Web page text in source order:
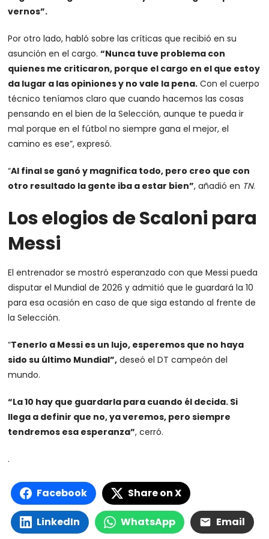
vernos”.
Por otro lado, habló sobre las críticas que recibió en su
asunción en el cargo.“Nunca tuve problema con
quienes me criticaron, porque el cargo en el que estoy
da lugar a las opiniones y no vale la pena. Con el cuerpo
técnico teníamos claro que cuando hacemos las cosas
pensando en el bien de la Selección, aunque te pueda ir
mal porque en el fútbol no siempre gana el mejor, el
camino es ese”, expresó.
“Al final se ganó y magnifica todo, pero creo que con
otro resultado la gente iba a estar bien”, añadió en TN.
Los elogios de Scaloni para
Messi
El entrenador se mostró esperanzado con que Messi pueda
disputar el Mundial de 2026 y admitió que le guardará la 10
para esa ocasión en caso de que siga estando al frente de
la Selección.
“Tenerlo a Messi es un lujo, esperemos que no haya
sido su último Mundial”, deseó el DT campeón del
mundo.
“La 10 hay que guardarla para cuando él decida. Si
llega a definir que no, ya veremos, pero siempre
tendremos esa esperanza”, cerró.
.
Facebook Share on X
LinkedIn WhatsApp Email